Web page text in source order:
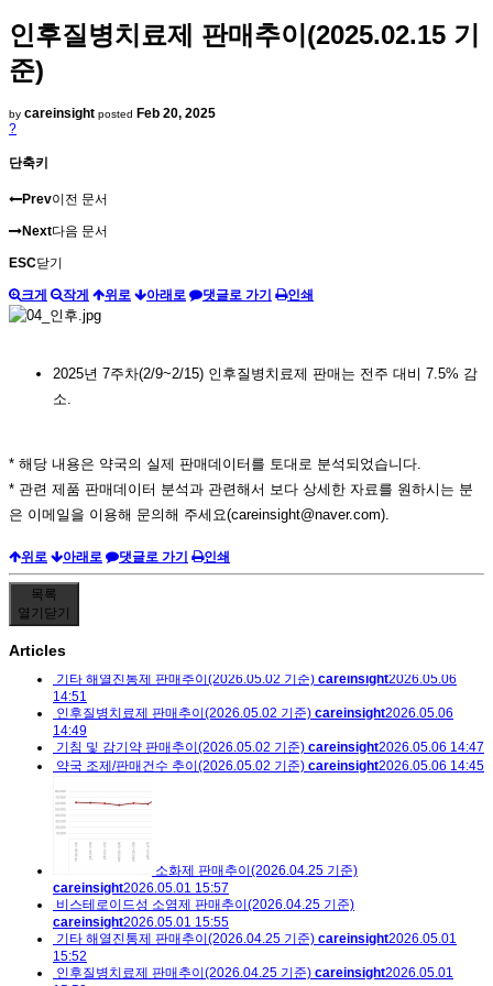
인후질병치료제 판매추이(2025.02.15 기
준)
by careinsight posted Feb 20, 2025
?
단축키
Prev이전 문서
Next다음 문서
ESC닫기
크게 작게 위로 아래로 댓글로 가기 인쇄
2025년 7주차(2/9~2/15) 인후질병치료제 판매는 전주 대비 7.5% 감
소.
* 해당 내용은 약국의 실제 판매데이터를 토대로 분석되었습니다.
* 관련 제품 판매데이터 분석과 관련해서 보다 상세한 자료를 원하시는 분
은 이메일을 이용해 문의해 주세요(careinsight@naver.com).
위로 아래로 댓글로 가기 인쇄
목록
열기 닫기
Articles
기타 해열진통제 판매추이(2026.05.02 기준) careinsight2026.05.06
14:51
인후질병치료제 판매추이(2026.05.02 기준) careinsight2026.05.06
14:49
기침 및 감기약 판매추이(2026.05.02 기준) careinsight2026.05.06 14:47
약국 조제/판매건수 추이(2026.05.02 기준) careinsight2026.05.06 14:45
소화제 판매추이(2026.04.25 기준)
careinsight2026.05.01 15:57
비스테로이드성 소염제 판매추이(2026.04.25 기준)
careinsight2026.05.01 15:55
기타 해열진통제 판매추이(2026.04.25 기준) careinsight2026.05.01
15:52
인후질병치료제 판매추이(2026.04.25 기준) careinsight2026.05.01